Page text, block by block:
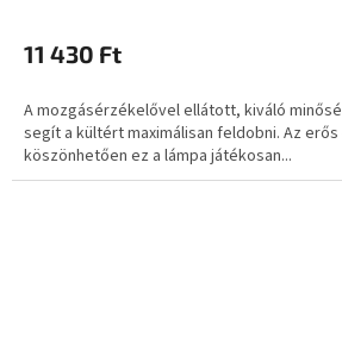
11 430 Ft
A mozgásérzékelővel ellátott, kiváló
segít a kültért maximálisan feldobni. Az
köszönhetően ez a lámpa játékosan...